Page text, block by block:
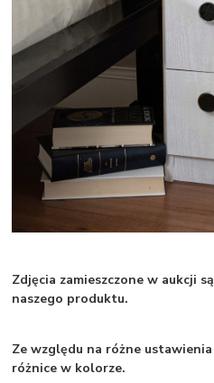
Zdjęcia zamieszczone w aukcji
naszego produktu.
Ze względu na różne
różnice w kolorze.